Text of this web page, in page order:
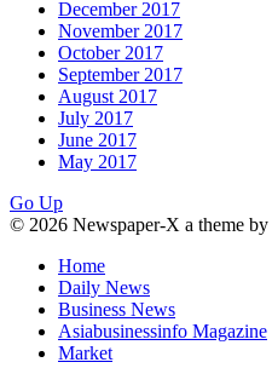
December 2017
November 2017
October 2017
September 2017
August 2017
July 2017
June 2017
May 2017
Go Up
© 2026 Newspaper-X a theme by
Home
Daily News
Business News
Asiabusinessinfo Magazine
Market